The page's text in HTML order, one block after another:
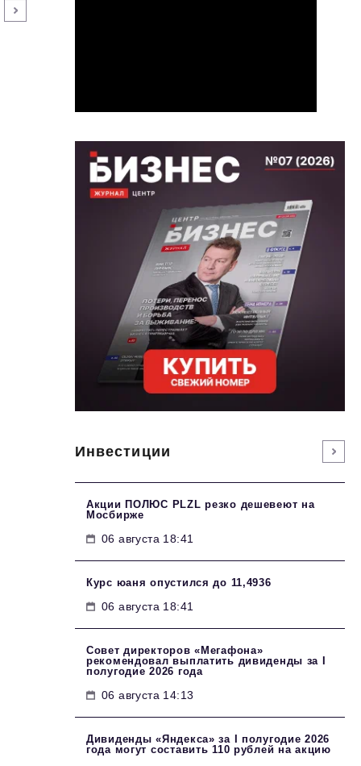
Инвестиции
Акции ПОЛЮС PLZL резко дешевеют на
Мосбирже
06 августа 18:41
Курс юаня опустился до 11,4936
06 августа 18:41
Совет директоров «Мегафона»
рекомендовал выплатить дивиденды за I
полугодие 2026 года
06 августа 14:13
Дивиденды «Яндекса» за I полугодие 2026
года могут составить 110 рублей на акцию